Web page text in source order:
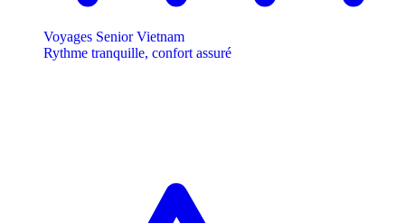
Voyages Senior Vietnam
Rythme tranquille, confort assuré